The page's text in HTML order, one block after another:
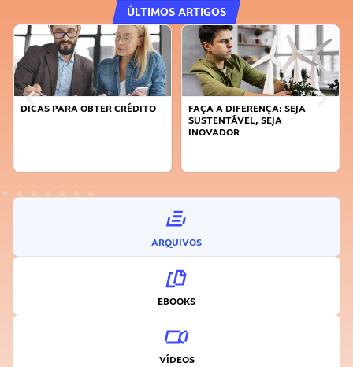
ÚLTIMOS ARTIGOS
DICAS PARA OBTER CRÉDITO
FAÇA A DIFERENÇA: SEJA
SUSTENTÁVEL, SEJA
INOVADOR
ARQUIVOS
EBOOKS
VÍDEOS